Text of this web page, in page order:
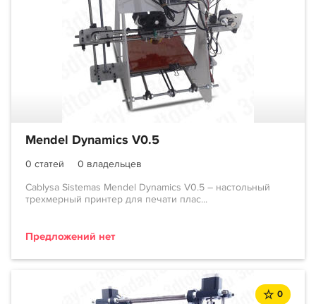
Mendel Dynamics V0.5
0 статей
0 владельцев
Cablysa Sistemas Mendel Dynamics V0.5 – настольный
трехмерный принтер для печати плас...
Предложений нет
0